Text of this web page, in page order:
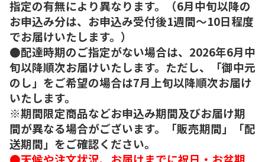
指定の有無により異なります。（6月中旬以降の
お申込み分は、お申込み受付後1週間～10日程度
でお届けいたします。）
●配達時期のご指定がない場合は、2026年6月中
旬以降順次お届けいたします。ただし、「御中元
のし」をご希望の場合は7月上旬以降順次お届け
いたします。
※期間限定商品などお申込み期間及びお届け期
間が異なる場合がございます。「販売期間」「配
送期間」をご確認ください。
●天候や注文状況、お届けまでに祝日・お盆期